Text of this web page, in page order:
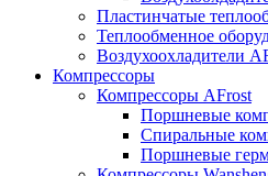
Пластинчатые
Теплообменное
Воздухоохладители
Компрессоры
Компрессоры AFrost
Поршневые
Спиральные
Поршневые